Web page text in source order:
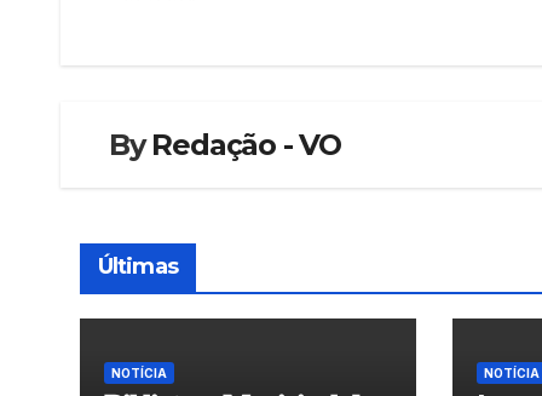
ByRedação - VO
Últimas
NOTÍCIA NOTÍCIA